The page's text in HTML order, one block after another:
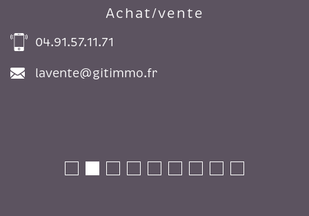
Achat/vente
04.91.57.11.71
lavente@gitimmo.fr